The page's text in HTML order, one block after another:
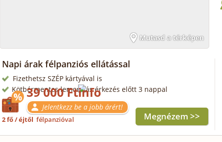
Mutasd a térképen
Napi árak félpanziós ellátással
Fizethetsz SZÉP kártyával is
Kötbérmentes lemondás érkezés előtt 3 nappal
39 000 Ft
Jelentkezz be a jobb árért!
2 fő / éjtől félpanzióval Megnézem >>